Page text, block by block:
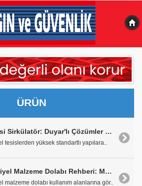
ÜRÜN
DIP Serisi Sirkülatör: Duyar'lı Çözümler Bir Adım Önde
tesislerden yüksek standartlı yapılara..
Endüstriyel Malzeme Dolabı Rehberi: Mutlaka Bilinmesi Gereken Özellikler
malzeme dolabı kullanım alanlarına gör..
0,313 sn